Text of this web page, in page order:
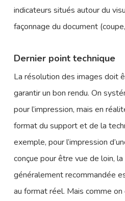
indicateurs situés autour du
façonnage du document
Dernier point technique
La résolution des images doit
garantir un bon rendu. On
pour l’impression, mais en
format du support et de la
exemple, pour l’impression
conçue pour être vue de loin,
généralement recommandée
au format réel. Mais comme